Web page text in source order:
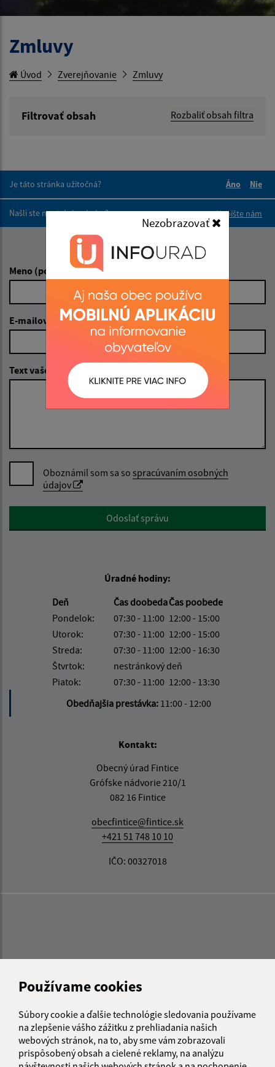
Používame cookies
Súbory cookie a ďalšie technológie sledovania používame
na zlepšenie vášho zážitku z prehliadania našich
webových stránok, na to, aby sme vám zobrazovali
prispôsobený obsah a cielené reklamy, na analýzu
Nezobrazovať
Zmluvy
Úvod Zverejňovanie Zmluvy
Filtrovať obsah
Rozbaliť obsah filtra
Hľadať v:
Typ dátumu:
Dátum do:
Filtrovať
Je táto stránka užitočná?
Áno
Nie
Našli ste na stránke chybu?
Napíšte nám
Napíšte nám:
Meno (povinné)
E-mailová adresa (povinné)
Text vašej správy (povinné)
Oboznámil som sa so spracúvaním osobných
údajov
Google reCaptcha ResponseOdoslať správu
Úradné hodiny:
Deň
Čas doobedaČas poobede
Pondelok:
07:30 - 11:00 12:00 - 15:00
Utorok:
07:30 - 11:00 12:00 - 15:00
Streda:
07:30 - 11:00 12:00 - 16:30
Štvrtok:
nestránkový deň
Piatok:
07:30 - 11:00 12:00 - 13:30
Obedňajšia prestávka: 11:00 - 12:00
Kontakt:
Obecný úrad Fintice
Grófske nádvorie 210/1
082 16 Fintice
obecfintice@fintice.sk
+421 51 748 10 10
IČO: 00327018